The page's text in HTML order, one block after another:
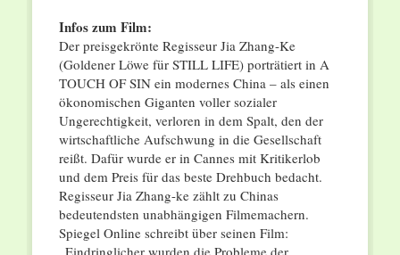
Infos zum Film:
Der preisgekrönte Regisseur Jia Zhang-Ke
(Goldener Löwe für STILL LIFE) porträtiert in A
TOUCH OF SIN ein modernes China – als einen
ökonomischen Giganten voller sozialer
Ungerechtigkeit, verloren in dem Spalt, den der
wirtschaftliche Aufschwung in die Gesellschaft
reißt. Dafür wurde er in Cannes mit Kritikerlob
und dem Preis für das beste Drehbuch bedacht.
Regisseur Jia Zhang-ke zählt zu Chinas
bedeutendsten unabhängigen Filmemachern.
Spiegel Online schreibt über seinen Film: